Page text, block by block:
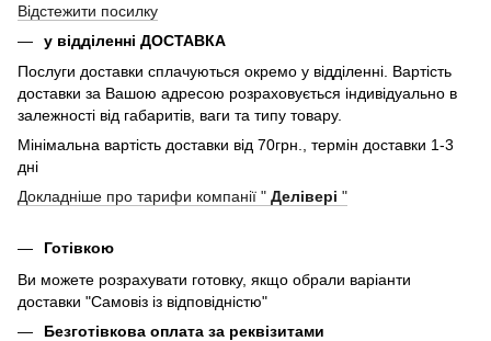
Відстежити посилку
у відділенні ДОСТАВКА
Послуги доставки сплачуються окремо у відділенні. Вартість
доставки за Вашою адресою розраховується індивідуально в
залежності від габаритів, ваги та типу товару.
Мінімальна вартість доставки від 70грн., термін доставки 1-3
дні
Докладніше про тарифи компанії " Делівері "
Готівкою
Ви можете розрахувати готовку, якщо обрали варіанти
доставки "Самовіз із відповідністю"
Безготівкова оплата за реквізитами